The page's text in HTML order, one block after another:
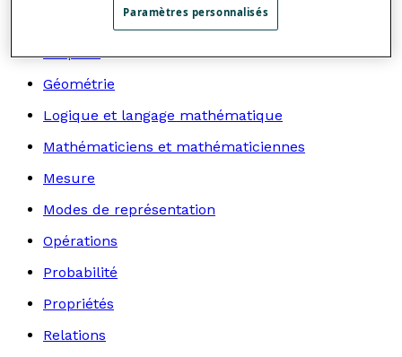
Arithmétique
Graphes
Géométrie
Logique et langage mathématique
Mathématiciens et mathématiciennes
Mesure
Modes de représentation
Opérations
Probabilité
Propriétés
Relations
Paramètres personnalisés